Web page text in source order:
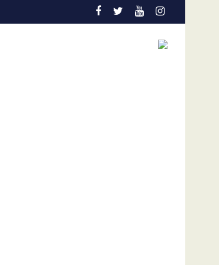
es la gran aliada para salvar vidas
Admisión de culpa